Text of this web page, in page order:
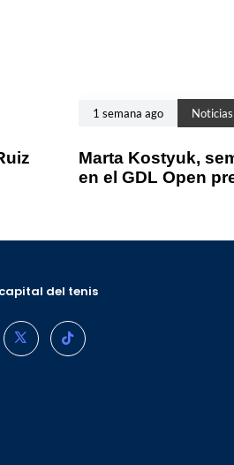
1 semana ago Noticias
Marta Kostyuk,
en el GDL Open
del tenis